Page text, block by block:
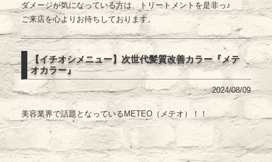
ダメージが気になっている方は、トリートメントを是非っ♪
ご来店を心よりお待ちしております。
【イチオシメニュー】次世代髪質改善カラー『メテ
オカラー』
2024/08/09
美容業界で話題となっているMETEO（メテオ）！！